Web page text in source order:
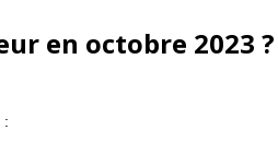
en octobre 2023 ?
: